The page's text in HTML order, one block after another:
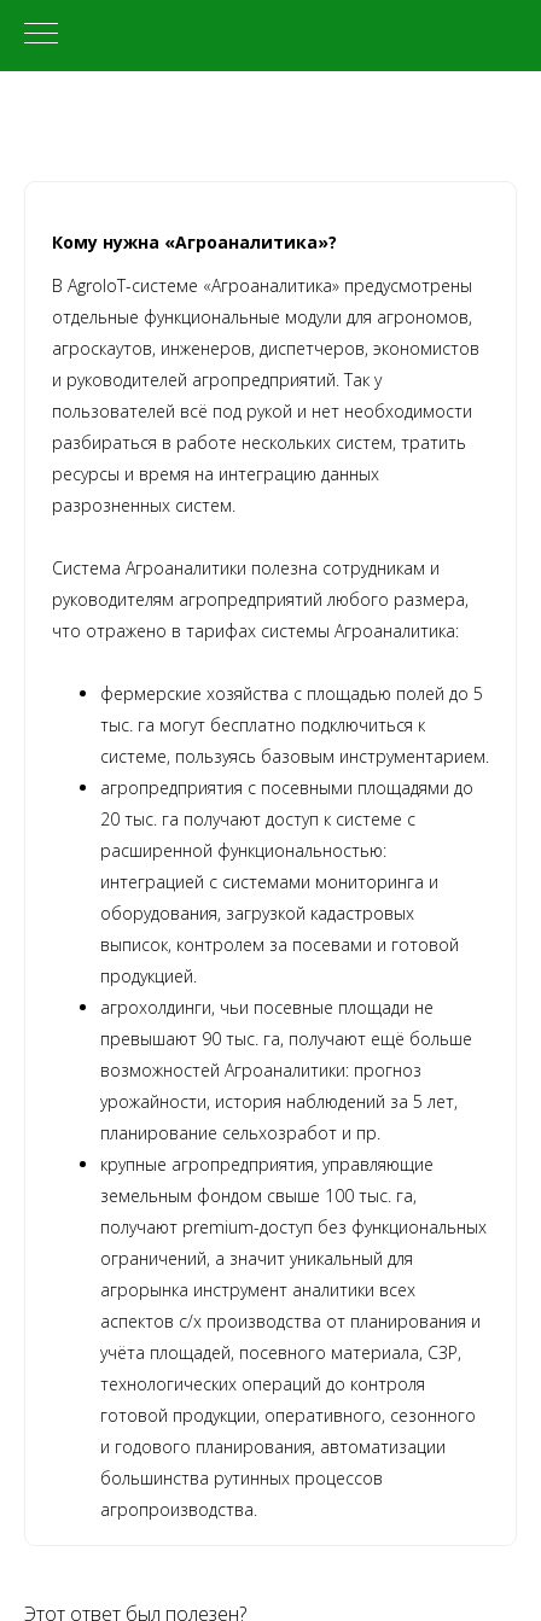
Кому нужна «Агроаналитика»?
В AgroIoT-системе «Агроаналитика» предусмотрены
отдельные функциональные модули для агрономов,
агроскаутов, инженеров, диспетчеров, экономистов
и руководителей агропредприятий. Так у
пользователей всё под рукой и нет необходимости
разбираться в работе нескольких систем, тратить
ресурсы и время на интеграцию данных
разрозненных систем.
Система Агроаналитики полезна сотрудникам и
руководителям агропредприятий любого размера,
что отражено в тарифах системы Агроаналитика:
фермерские хозяйства с площадью полей до 5
тыс. га могут бесплатно подключиться к
системе, пользуясь базовым инструментарием.
агропредприятия с посевными площадями до
20 тыс. га получают доступ к системе с
расширенной функциональностью:
интеграцией с системами мониторинга и
оборудования, загрузкой кадастровых
выписок, контролем за посевами и готовой
продукцией.
агрохолдинги, чьи посевные площади не
превышают 90 тыс. га, получают ещё больше
возможностей Агроаналитики: прогноз
урожайности, история наблюдений за 5 лет,
планирование сельхозработ и пр.
крупные агропредприятия, управляющие
земельным фондом свыше 100 тыс. га,
получают premium-доступ без функциональных
ограничений, а значит уникальный для
агрорынка инструмент аналитики всех
аспектов с/х производства от планирования и
учёта площадей, посевного материала, СЗР,
технологических операций до контроля
готовой продукции, оперативного, сезонного
и годового планирования, автоматизации
большинства рутинных процессов
агропроизводства.
Этот ответ был полезен?